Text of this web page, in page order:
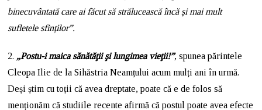
binecuvântată care ai făcut să strălucească încă și mai mult
sufletele sfinților”.
2. „Postu-i maica sănătăţii şi lungimea vieţii!”, spunea părintele
Cleopa Ilie de la Sihăstria Neamțului acum mulți ani în urmă.
Deși știm cu toții că avea dreptate, poate că e de folos să
menționăm că studiile recente afirmă că postul poate avea efecte